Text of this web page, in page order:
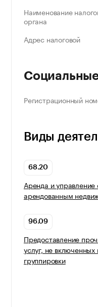
Наименование
органа
Адрес налоговой
Регистрационный
Виды
68.20
Аренда и
арендованным
96.09
Предоставление
услуг, не включенных
группировки